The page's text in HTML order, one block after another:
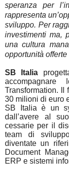
speranza per
rappresenta
sviluppo. Per
investimenti ma,
una cultura
opportunità offerte
SB Italia
Transformation. Il
30 milioni di euro
SB Italia è un
dall’avere al
cessarie per il
team di
diventate un
Document
ERP e sistemi